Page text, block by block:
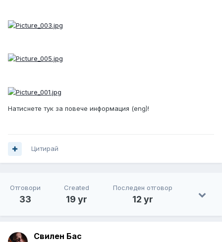
Натиснете тук за повече информация (eng)!
Цитирай
Отговори
33
Created
19 yr
Последен отговор
12 yr
Свилен Бас